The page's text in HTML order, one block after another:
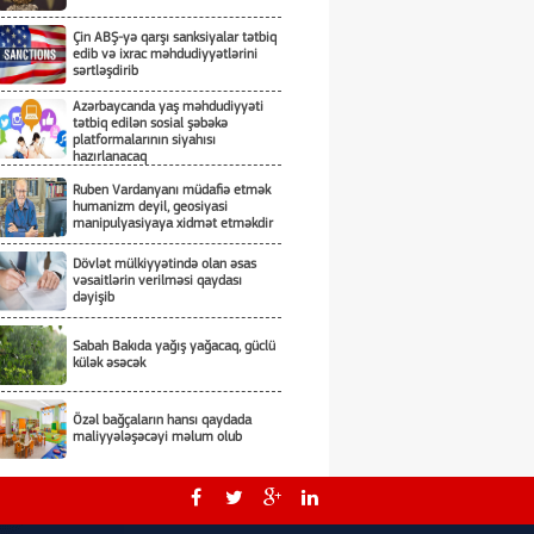
Çin ABŞ-yə qarşı sanksiyalar tətbiq
edib və ixrac məhdudiyyətlərini
sərtləşdirib
Azərbaycanda yaş məhdudiyyəti
tətbiq edilən sosial şəbəkə
platformalarının siyahısı
hazırlanacaq
Ruben Vardanyanı müdafiə etmək
humanizm deyil, geosiyasi
manipulyasiyaya xidmət etməkdir
Dövlət mülkiyyətində olan əsas
vəsaitlərin verilməsi qaydası
dəyişib
Sabah Bakıda yağış yağacaq, güclü
külək əsəcək
Özəl bağçaların hansı qaydada
maliyyələşəcəyi məlum olub
Rusiya Kiyevə hücumda kasetli
döyüş sursatlarından istifadə edib